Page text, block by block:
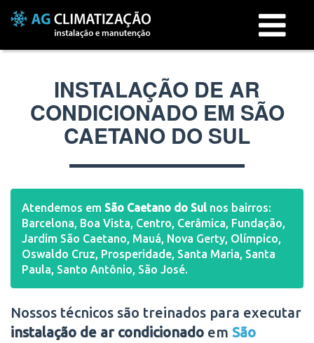
Menu
INSTALAÇÃO DE AR
CONDICIONADO EM SÃO
CAETANO DO SUL
Atendemos em São Caetano do Sul nos bairros:
Barcelona, Boa Vista, Centro, Cerâmica, Fundação,
Jardim São Caetano, Mauá, Nova Gerty, Olímpico,
Oswaldo Cruz, Prosperidade, Santa Maria, Santa
Paula, Santo Antônio, São José.
Nossos técnicos são treinados para executar
instalação de ar condicionado em São